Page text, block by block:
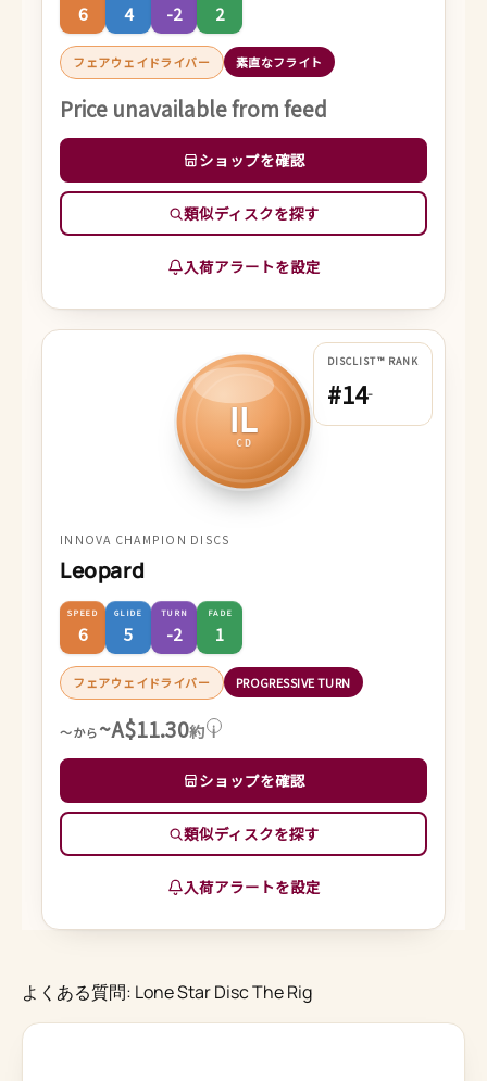
6 4 -2 2
フェアウェイドライバー 素直なフライト
Price unavailable from feed
ショップを確認
類似ディスクを探す
入荷アラートを設定
IL
CD
DISCLIST™ RANK
#14-
INNOVA CHAMPION DISCS
Leopard
SPEED
6
GLIDE
5
TURN
-2
FADE
1
フェアウェイドライバー PROGRESSIVE TURN
～から~A$11.30約 i
ショップを確認
類似ディスクを探す
入荷アラートを設定
よくある質問: Lone Star Disc The Rig